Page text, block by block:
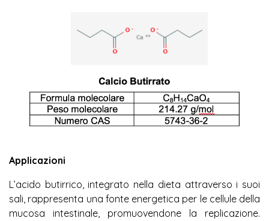
Applicazioni
L’acido butirrico, integrato nella dieta attraverso i suoi
sali, rappresenta una fonte energetica per le cellule della
mucosa intestinale, promuovendone la replicazione.